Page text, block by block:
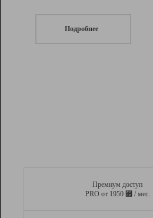
Подробнее
Премиум доступ
PRO от 1950 ⃏ / мес.